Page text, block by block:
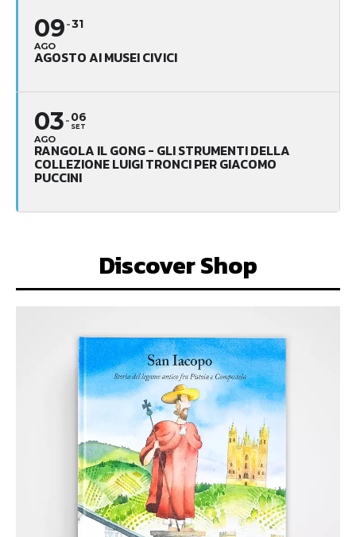
09
AGO
31
AGOSTO AI MUSEI CIVICI
03
AGO
06
SET
RANGOLA IL GONG - GLI STRUMENTI DELLA
COLLEZIONE LUIGI TRONCI PER GIACOMO
PUCCINI
Discover Shop